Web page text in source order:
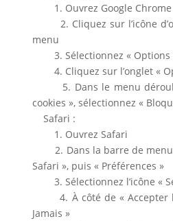
1. Ouvrez Google Chrome
2. Cliquez sur l’icône
menu
3. Sélectionnez « Options
4. Cliquez sur l’onglet «
5. Dans le menu
cookies », sélectionnez «
Safari :
1. Ouvrez Safari
2. Dans la barre de menu
Safari », puis « Préférences »
3. Sélectionnez l’icône «
4. À côté de « Accepter
Jamais »